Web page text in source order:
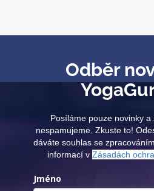
Odběr
Posíláme pouze novinky
nespamujeme. Zkuste to!
dáváte souhlas se
informací v Zásadách
Jméno